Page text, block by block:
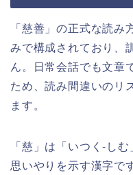
「慈善」の正式な読み
みで構成されており、
ん。日常会話でも文章
ため、読み間違いのリ
ます。
「慈」は「いつく-し
思いやりを示す漢字で